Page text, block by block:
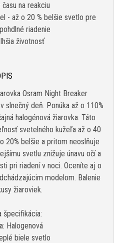
na reakciu
- až o 20 % belšie svetlo pre
riadenie
životnosť
Osram Night Breaker
slnečný deň. Ponúka až o 110%
halogénová žiarovka. Táto
svetelného kužeľa až o 40
20% belšie a pritom neoslňuje
svetlu znižuje únavu očí a
pri riadení v noci. Oceníte aj o
modelom. Balenie
žiaroviek.
špecifikácia:
Halogenová
biele svetlo